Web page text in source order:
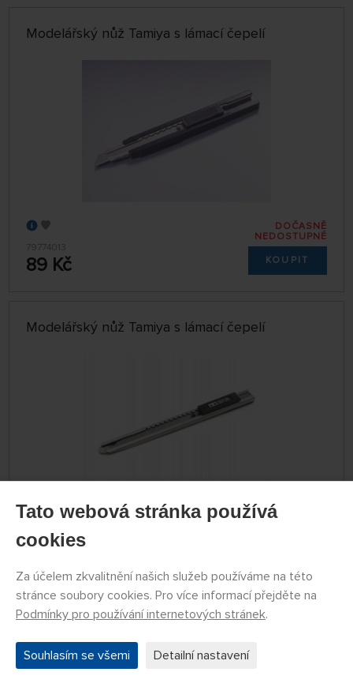
Modelářský nůž Tamiya s lámací čepelí
79774013
89 Kč
DOČASNĚ
NEDOSTUPNÉ
KOUPIT
Modelářský nůž Tamiya s lámací čepelí
79774053
Úterý 11.08. může být u Vás
Náhlavní lupa se zvětšovacími skly (1,2×, 1,8×,
2,5×, 3,5×) a LED osvětlením
Tato webová stránka používá
cookies
Za účelem zkvalitnění našich služeb používáme na této
stránce soubory cookies. Pro více informací přejděte na
Podmínky pro používání internetových stránek.
Souhlasím se všemi Detailní nastavení